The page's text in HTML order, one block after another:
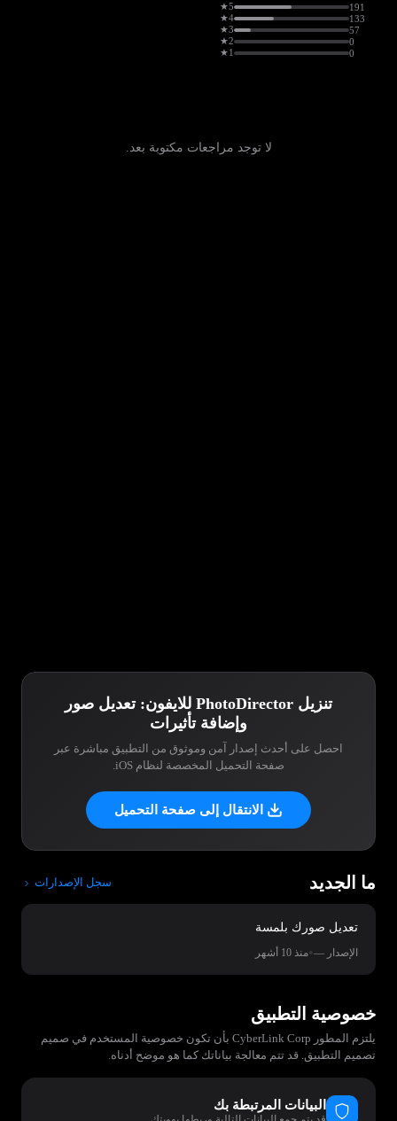
5★
191
4★
133
3★
57
2★
0
1★
0
لا توجد مراجعات مكتوبة بعد.
تنزيل PhotoDirector للايفون: تعديل صور
وإضافة تأثيرات
احصل على أحدث إصدار آمن وموثوق من التطبيق مباشرة عبر
صفحة التحميل المخصصة لنظام iOS.
الانتقال إلى صفحة التحميل
ما الجديد سجل الإصدارات
تعديل صورك بلمسة
الإصدار —•منذ 10 أشهر
خصوصية التطبيق
يلتزم المطور CyberLink Corp بأن تكون خصوصية المستخدم في صميم
تصميم التطبيق. قد تتم معالجة بياناتك كما هو موضح أدناه.
البيانات المرتبطة بك